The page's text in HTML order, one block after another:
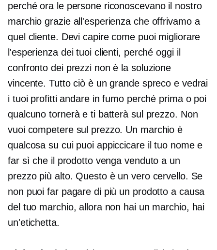
perché ora le persone riconoscevano il nostro
marchio grazie all'esperienza che offrivamo a
quel cliente. Devi capire come puoi migliorare
l'esperienza dei tuoi clienti, perché oggi il
confronto dei prezzi non è la soluzione
vincente. Tutto ciò è un grande spreco e vedrai
i tuoi profitti andare in fumo perché prima o poi
qualcuno tornerà e ti batterà sul prezzo. Non
vuoi competere sul prezzo. Un marchio è
qualcosa su cui puoi appiccicare il tuo nome e
far sì che il prodotto venga venduto a un
prezzo più alto. Questo è un vero cervello. Se
non puoi far pagare di più un prodotto a causa
del tuo marchio, allora non hai un marchio, hai
un'etichetta.